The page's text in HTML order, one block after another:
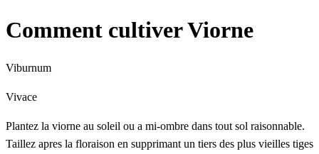
Comment cultiver Viorne
Viburnum
Vivace
Plantez la viorne au soleil ou a mi-ombre dans tout sol raisonnable.
Taillez apres la floraison en supprimant un tiers des plus vieilles tiges